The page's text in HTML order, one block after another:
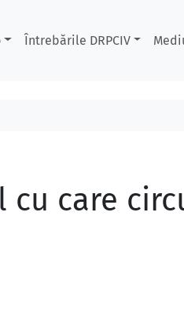
Întrebările DRPCIV
cu care